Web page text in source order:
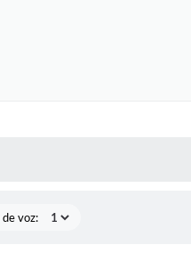
voz: